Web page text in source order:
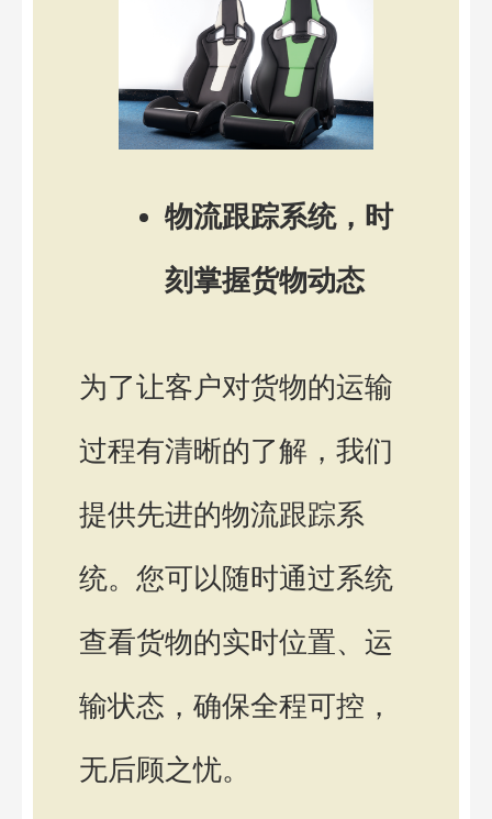
物流跟踪系统，时
刻掌握货物动态
为了让客户对货物的运输
过程有清晰的了解，我们
提供先进的物流跟踪系
统。您可以随时通过系统
查看货物的实时位置、运
输状态，确保全程可控，
无后顾之忧。